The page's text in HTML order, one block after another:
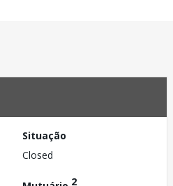
Situação
Closed
2